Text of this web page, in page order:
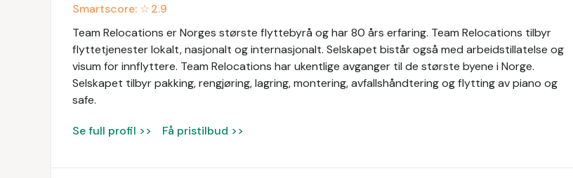
Smartscore: ☆2.9
Team Relocations er Norges største flyttebyrå og har 80 års erfaring. Team Relocations tilbyr
flyttetjenester lokalt, nasjonalt og internasjonalt. Selskapet bistår også med arbeidstillatelse og
visum for innflyttere. Team Relocations har ukentlige avganger til de største byene i Norge.
Selskapet tilbyr pakking, rengjøring, lagring, montering, avfallshåndtering og flytting av piano og
safe.
Se full profil >> Få pristilbud >>